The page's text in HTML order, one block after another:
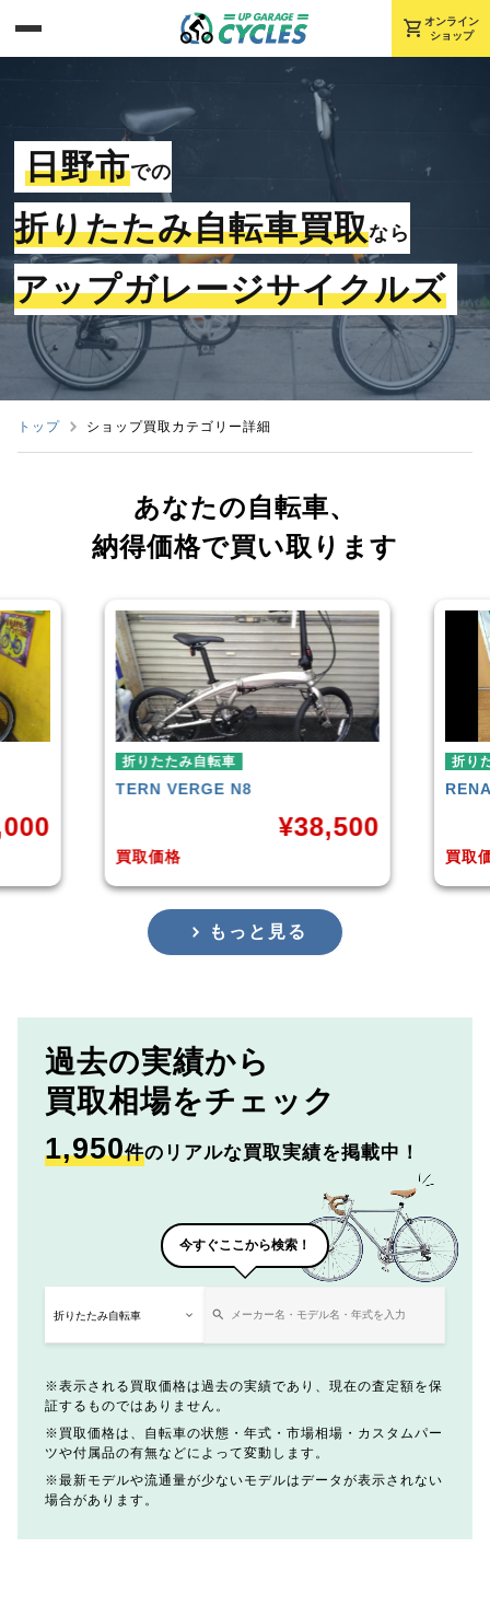
shopping_cart オンライン
ショップ
日野市での
折りたたみ自転車買取なら
アップガレージサイクルズ
トップ ショップ買取カテゴリー詳細
あなたの自転車、
納得価格で買い取ります
折りたたみ自転車
RENAULTLIGHT-8 AL-FDB140
買取価格
¥16,799
もっと見る
過去の実績から
買取相場をチェック
1,950件のリアルな買取実績を掲載中！
今すぐここから検索！
表示される買取価格は過去の実績であり、現在の査定額を保
証するものではありません。
買取価格は、自転車の状態・年式・市場相場・カスタムパー
ツや付属品の有無などによって変動します。
最新モデルや流通量が少ないモデルはデータが表示されない
場合があります。